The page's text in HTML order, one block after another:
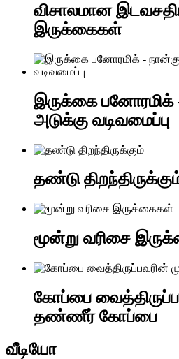
விசாலமான
இருக்கைகள்
இருக்கை
அடுக்கு வடிவமைப்பு
தண்டு
மூன்று வரிசை
கோப்பை
தண்ணீர் கோப்பை
வீடியோ